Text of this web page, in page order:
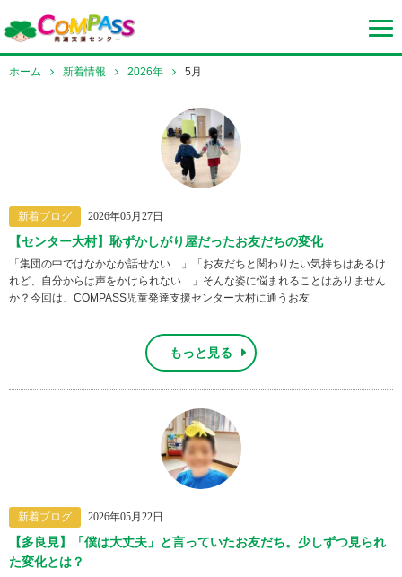
ホーム 新着情報 2026年 5月
新着ブログ 2026年05月27日
【センター大村】恥ずかしがり屋だったお友だちの変化
「集団の中ではなかなか話せない…」「お友だちと関わりたい気持ちはあるけ
れど、自分からは声をかけられない…」そんな姿に悩まれることはありません
か？今回は、COMPASS児童発達支援センター大村に通うお友
もっと見る
新着ブログ 2026年05月22日
【多良見】「僕は大丈夫」と言っていたお友だち。少しずつ見られ
た変化とは？